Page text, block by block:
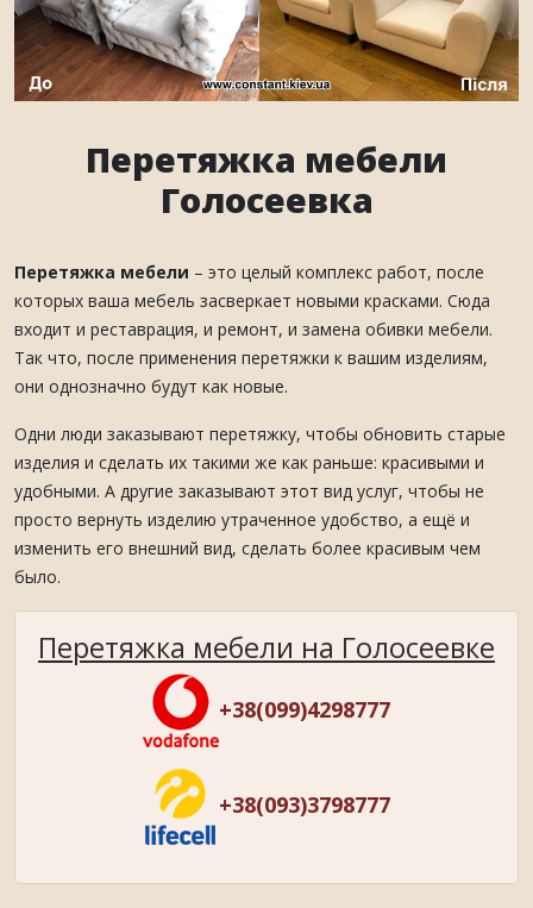
Перетяжка мебели
Голосеевка
Перетяжка мебели – это целый комплекс работ, после
которых ваша мебель засверкает новыми красками. Сюда
входит и реставрация, и ремонт, и замена обивки мебели.
Так что, после применения перетяжки к вашим изделиям,
они однозначно будут как новые.
Одни люди заказывают перетяжку, чтобы обновить старые
изделия и сделать их такими же как раньше: красивыми и
удобными. А другие заказывают этот вид услуг, чтобы не
просто вернуть изделию утраченное удобство, а ещё и
изменить его внешний вид, сделать более красивым чем
было.
Перетяжка мебели на Голосеевке
+38(099)4298777
+38(093)3798777